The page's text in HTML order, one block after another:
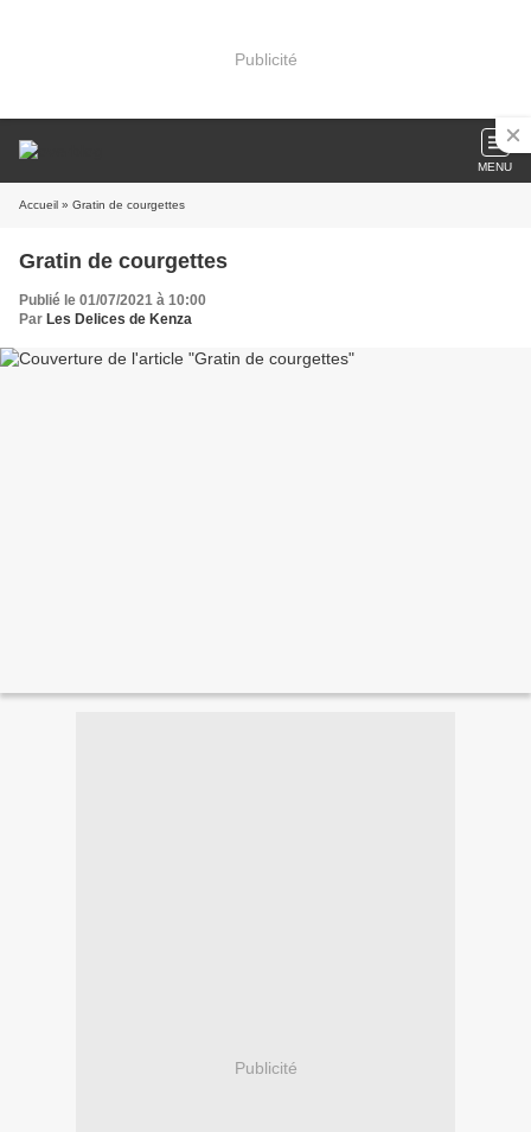
Publicité
MENU
Accueil » Gratin de courgettes
Gratin de courgettes
Publié le 01/07/2021 à 10:00
Par Les Delices de Kenza
Publicité